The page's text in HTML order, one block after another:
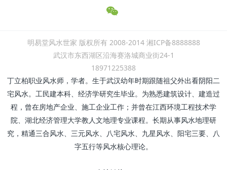
明易堂风水世家 版权所有 2008-2014 湘ICP备8888888
武汉市东西湖区沿海赛洛城商业街24-1
18971225388
丁立柏职业风水师，学者。生于武汉幼年时期跟随祖父外出看阴阳二
宅风水。工民建本科、经济学研究生毕业。为熟悉建筑设计、建造过
程，曾在房地产企业、施工企业工作；并曾在江西环境工程技术学
院、湖北经济管理大学教人文地理专业课程。长期从事风水地理研
究，精通三合风水、三元风水、八宅风水、九星风水、阳宅三要、八
字五行等风水核心理论。